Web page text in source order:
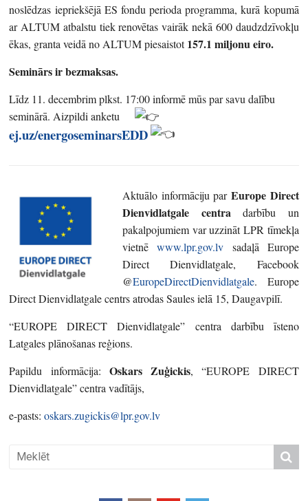
noslēdzas iepriekšējā ES fondu perioda programma, kurā kopumā
ar ALTUM atbalstu tiek renovētas vairāk nekā 600 daudzdzīvokļu
ēkas, granta veidā no ALTUM piesaistot157.1 miljonu eiro.
Seminārs ir bezmaksas.
Līdz 11. decembrim plkst. 17:00 informē mūs par savu dalību
seminārā. Aizpildi anketu
ej.uz/energoseminarsEDD
Aktuālo informāciju parEurope Direct
Dienvidlatgale centra darbību un
pakalpojumiem var uzzināt LPR tīmekļa
vietnēwww.lpr.gov.lv sadaļā Europe
Direct Dienvidlatgale, Facebook
@EuropeDirectDienvidlatgale. Europe
Direct Dienvidlatgale centrs atrodas Saules ielā 15, Daugavpilī.
“EUROPE DIRECT Dienvidlatgale” centra darbību īsteno
Latgales plānošanas reģions.
Papildu informācija: Oskars Zuģickis, “EUROPE DIRECT
Dienvidlatgale” centra vadītājs,
e-pasts:oskars.zugickis@lpr.gov.lv